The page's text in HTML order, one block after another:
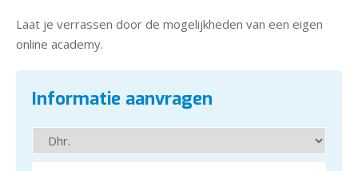
Laat je verrassen door de mogelijkheden van een eigen
online academy.
Informatie aanvragen